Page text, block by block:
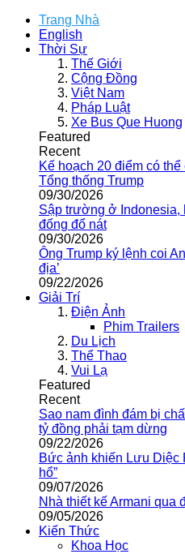
Trang Nhà
English
Thời Sự
Thế Giới
Cộng Đồng
Việt Nam
Pháp Luật
Xe Bus Que Huong
Featured
Recent
Kế hoạch 20 điểm có
Tổng thống Trump
09/30/2026
Sập trường ở Indonesia,
đống đổ nát
09/30/2026
Ông Trump ký lệnh coi
địa’
09/22/2026
Giải Trí
Điện Ảnh
Phim Trailers
Du Lịch
Thể Thao
Vui Lạ
Featured
Recent
Sao nam đình đám bị
tỷ đồng phải tạm dừng
09/22/2026
Bức ảnh khiến Lưu Diệc
hổ”
09/07/2026
Nhà thiết kế Armani qua
09/05/2026
Kiến Thức
Khoa Học